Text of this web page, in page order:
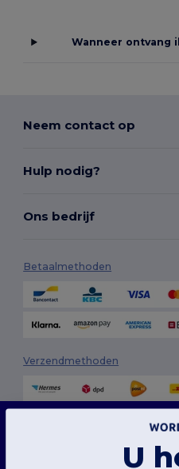
Wanneer ontvang
Neem contact op
Hulp nodig?
Ons bedrijf
Betaalmethoden
Verzendmethoden
Deze website maakt
Onze website maakt gebruik van zowel
de algehele functionaliteit te verbeteren,
van de website te analyseren en een
garanderen, inclusief op maatU